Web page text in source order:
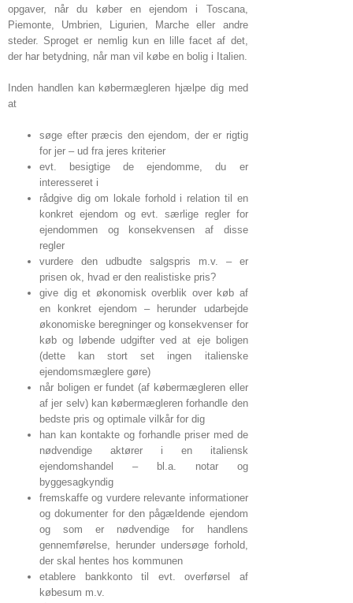
opgaver, når du køber en ejendom i Toscana,
Piemonte, Umbrien, Ligurien, Marche eller andre
steder. Sproget er nemlig kun en lille facet af det,
der har betydning, når man vil købe en bolig i Italien.
Inden handlen kan købermægleren hjælpe dig med
at
søge efter præcis den ejendom, der er rigtig
for jer – ud fra jeres kriterier
evt. besigtige de ejendomme, du er
interesseret i
rådgive dig om lokale forhold i relation til en
konkret ejendom og evt. særlige regler for
ejendommen og konsekvensen af disse
regler
vurdere den udbudte salgspris m.v. – er
prisen ok, hvad er den realistiske pris?
give dig et økonomisk overblik over køb af
en konkret ejendom – herunder udarbejde
økonomiske beregninger og konsekvenser for
køb og løbende udgifter ved at eje boligen
(dette kan stort set ingen italienske
ejendomsmæglere gøre)
når boligen er fundet (af købermægleren eller
af jer selv) kan købermægleren forhandle den
bedste pris og optimale vilkår for dig
han kan kontakte og forhandle priser med de
nødvendige aktører i en italiensk
ejendomshandel – bl.a. notar og
byggesagkyndig
fremskaffe og vurdere relevante informationer
og dokumenter for den pågældende ejendom
og som er nødvendige for handlens
gennemførelse, herunder undersøge forhold,
der skal hentes hos kommunen
etablere bankkonto til evt. overførsel af
købesum m.v.